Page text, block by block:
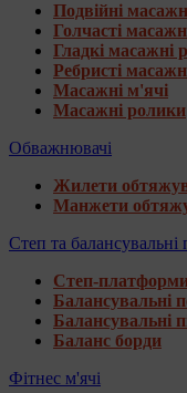
Подвійні
Голчасті
Гладкі масажні
Ребристі
Масажні м'ячі
Масажні ролики
Обважнювачі
Жилети
Манжети
Степ та
Степ-
Балансувальні
Балансувальні
Баланс борди
Фітнес м'ячі